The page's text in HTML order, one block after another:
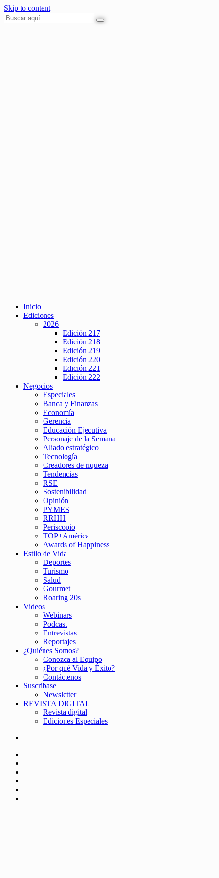
Skip to content
Inicio
Ediciones
2026
Edición 217
Edición 218
Edición 219
Edición 220
Edición 221
Edición 222
Negocios
Especiales
Banca y Finanzas
Economía
Gerencia
Educación Ejecutiva
Personaje de la Semana
Aliado estratégico
Tecnología
Creadores de riqueza
Tendencias
RSE
Sostenibilidad
Opinión
PYMES
RRHH
Periscopio
TOP+América
Awards of Happiness
Estilo de Vida
Deportes
Turismo
Salud
Gourmet
Roaring 20s
Videos
Webinars
Podcast
Entrevistas
Reportajes
¿Quiénes Somos?
Conozca al Equipo
¿Por qué Vida y Éxito?
Contáctenos
Suscríbase
Newsletter
REVISTA DIGITAL
Revista digital
Ediciones Especiales